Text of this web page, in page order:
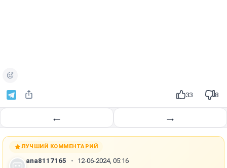
33 8
← →
ЛУЧШИЙ КОММЕНТАРИЙ
ana8117165
12-06-2024, 05:16